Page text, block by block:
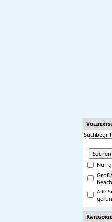
Nur
Alle